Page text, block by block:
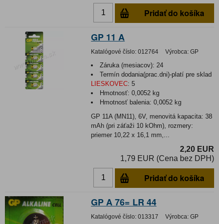
Pridať do košíka
GP 11 A
Katalógové číslo: 012764 Výrobca: GP
Záruka (mesiacov): 24
Termín dodania(prac.dni)-platí pre sklad
LIESKOVEC: 5
Hmotnosť:0,0052 kg
Hmotnosť balenia:0,0052 kg
GP 11A (MN11), 6V, menovitá kapacita: 38
mAh (pri záťaži 10 kOhm), rozmery:
priemer 10,22 x 16,1 mm,...
2,20 EUR
1,79 EUR (Cena bez DPH)
Pridať do košíka
GP A 76= LR 44
Katalógové číslo: 013317 Výrobca: GP